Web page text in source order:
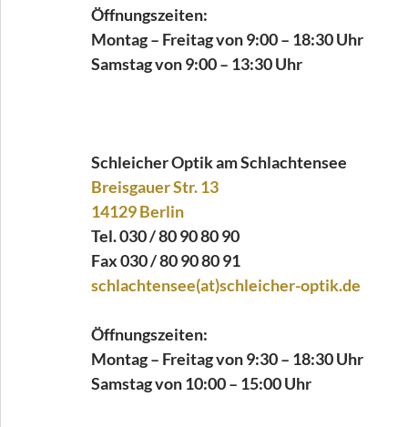
Öffnungszeiten:
Montag – Freitag von 9:00 – 18:30 Uhr
Samstag von 9:00 – 13:30 Uhr
Schleicher Optik am Schlachtensee
Breisgauer Str. 13
14129 Berlin
Tel. 030 / 80 90 80 90
Fax 030 / 80 90 80 91
schlachtensee(at)schleicher-optik.de
Öffnungszeiten:
Montag – Freitag von 9:30 – 18:30 Uhr
Samstag von 10:00 – 15:00 Uhr